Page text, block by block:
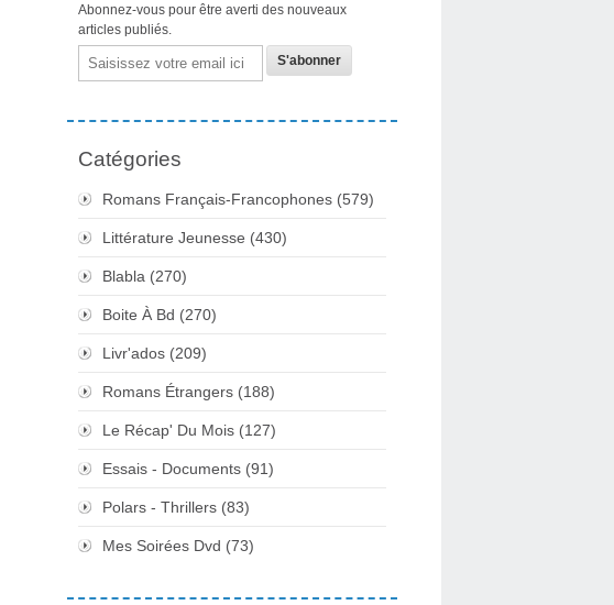
Abonnez-vous pour être averti des nouveaux
articles publiés.
Email
Catégories
Romans Français-Francophones (579)
Littérature Jeunesse (430)
Blabla (270)
Boite À Bd (270)
Livr'ados (209)
Romans Étrangers (188)
Le Récap' Du Mois (127)
Essais - Documents (91)
Polars - Thrillers (83)
Mes Soirées Dvd (73)